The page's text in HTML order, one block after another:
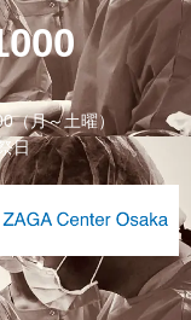
（月～土曜）
日